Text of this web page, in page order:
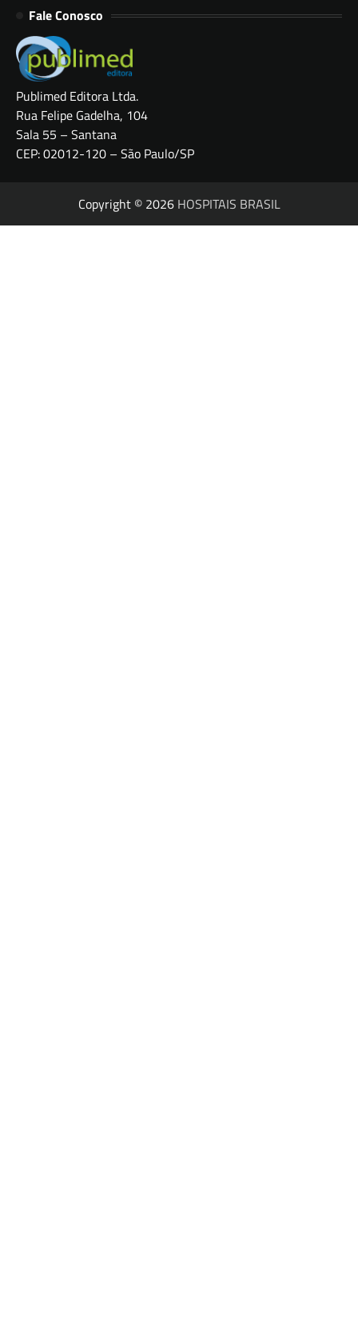
Fale Conosco
Publimed Editora Ltda.
Rua Felipe Gadelha, 104
Sala 55 – Santana
CEP: 02012-120 – São Paulo/SP
Copyright © 2026 HOSPITAIS BRASIL